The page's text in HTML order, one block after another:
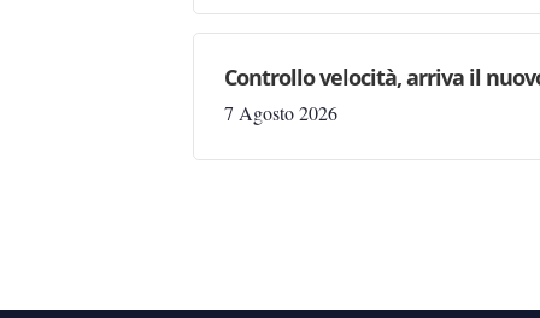
Controllo velocità, arriva il
7 Agosto 2026